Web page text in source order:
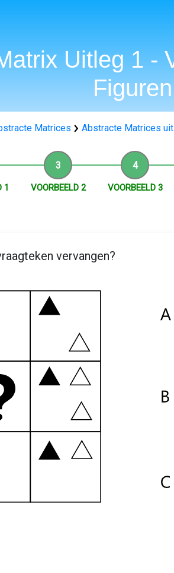
Uitleg 1 -
Figuren
Matrices Abstracte Matrices
1 VOORBEELD 2 VOORBEELD 3
vervangen?